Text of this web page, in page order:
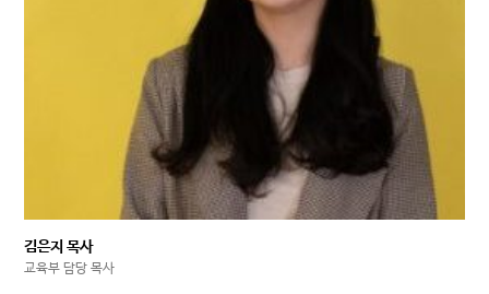
김은지 목사
교육부 담당 목사